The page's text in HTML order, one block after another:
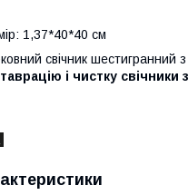
1,37*40*40 см
свічник шестигранний
і чистку свічники